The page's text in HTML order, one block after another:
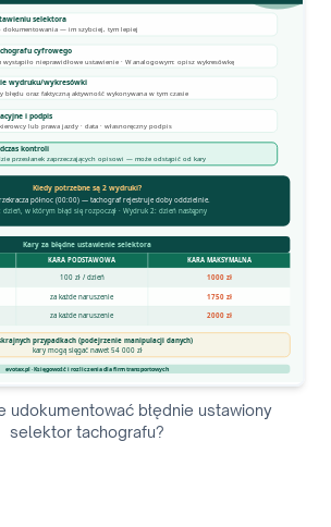
udokumentować błędnie ustawiony
selektor tachografu?